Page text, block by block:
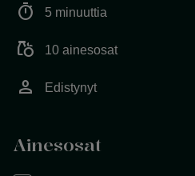
timer 5 minuuttia
grocery 10 ainesosat
person Edistynyt
Ainesosat